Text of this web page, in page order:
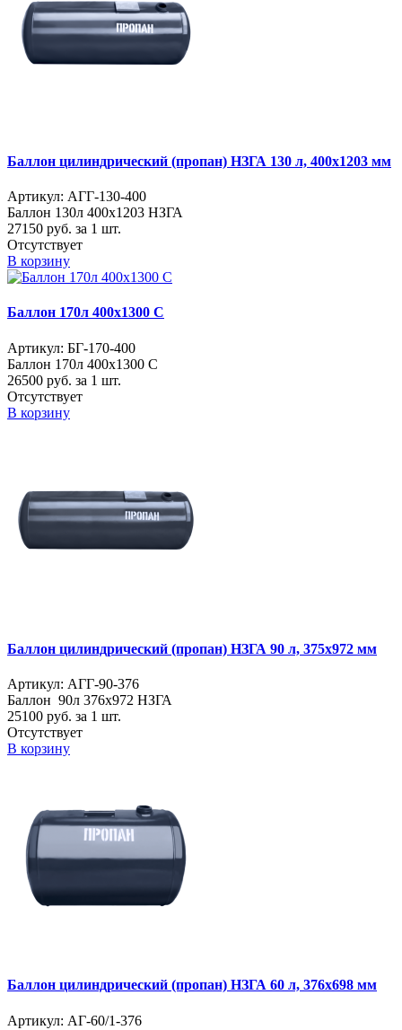
Баллон цилиндрический (пропан) НЗГА 130 л, 400х1203 мм
Артикул: АГГ-130-400
Баллон 130л 400х1203 НЗГА
27150 руб. за 1 шт.
Отсутствует
В корзину
Баллон 170л 400х1300 С
Артикул: БГ-170-400
Баллон 170л 400х1300 С
26500 руб. за 1 шт.
Отсутствует
В корзину
Баллон цилиндрический (пропан) НЗГА 90 л, 375х972 мм
Артикул: АГГ-90-376
Баллон 90л 376х972 НЗГА
25100 руб. за 1 шт.
Отсутствует
В корзину
Баллон цилиндрический (пропан) НЗГА 60 л, 376х698 мм
Артикул: АГ-60/1-376